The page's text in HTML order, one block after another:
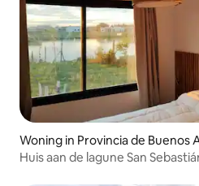
Woning in Provincia de Buenos
Huis aan de lagune San